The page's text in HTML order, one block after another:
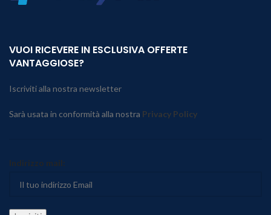
VUOI RICEVERE IN ESCLUSIVA OFFERTE
VANTAGGIOSE?
Iscriviti alla nostra newsletter
Sarà usata in conformità alla nostra Privacy Policy
Indirizzo mail: